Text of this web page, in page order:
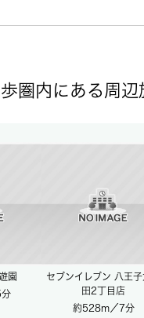
圏内にある周辺
園
セブンイレブン 八王子
田2丁目店
約528m／7分